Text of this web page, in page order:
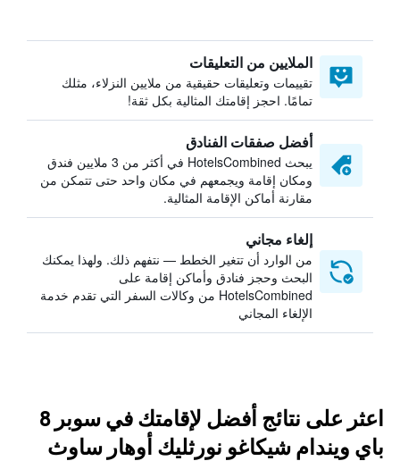
الملايين من التعليقات
تقييمات وتعليقات حقيقية من ملايين النزلاء، مثلك
تمامًا. احجز إقامتك المثالية بكل ثقة!
أفضل صفقات الفنادق
يبحث HotelsCombined في أكثر من 3 ملايين فندق
ومكان إقامة ويجمعهم في مكان واحد حتى تتمكن من
مقارنة أماكن الإقامة المثالية.
إلغاء مجاني
من الوارد أن تتغير الخطط — نتفهم ذلك. ولهذا يمكنك
البحث وحجز فنادق وأماكن إقامة على
HotelsCombined من وكالات السفر التي تقدم خدمة
الإلغاء المجاني
اعثر على نتائج أفضل لإقامتك في سوبر 8
باي ويندام شيكاغو نورثليك أوهار ساوث